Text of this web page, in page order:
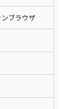
ブラウザ